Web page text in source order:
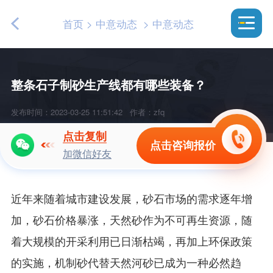
首页> 中意动态 > 中意动态
整条石子制砂生产线都有哪些装备？
发布时间：2023-03-25 11:51:42 作者：zfq
点击复制
加微信好友 点击咨询报价
近年来随着城市建设发展，砂石市场的需求逐年增
加，砂石价格暴涨，天然砂作为不可再生资源，随
着大规模的开采利用已日渐枯竭，再加上环保政策
的实施，机制砂代替天然河砂已成为一种必然趋